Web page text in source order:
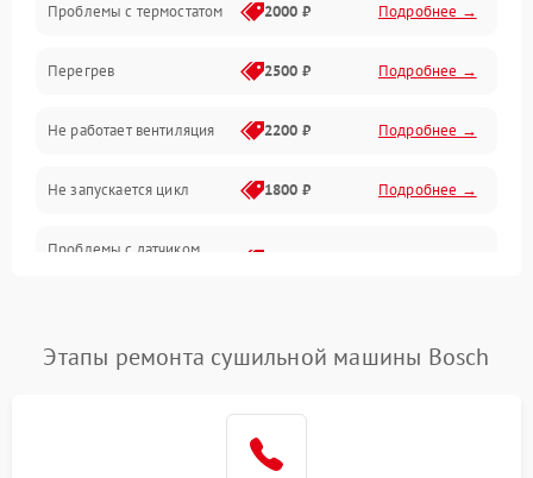
Программное обеспечение
Датчики
Безопасность
Проблемы с термостатом 2000 ₽ Подробнее →
Перегрев 2500 ₽ Подробнее →
Не работает вентиляция 2200 ₽ Подробнее →
Не запускается цикл 1800 ₽ Подробнее →
Проблемы с датчиком
1500 ₽
Этапы ремонта сушильной машины Bosch